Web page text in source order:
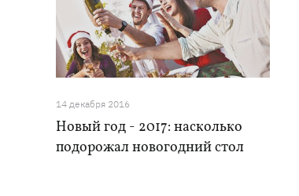
14 декабря 2016
Новый год - 2017: насколько
подорожал новогодний стол